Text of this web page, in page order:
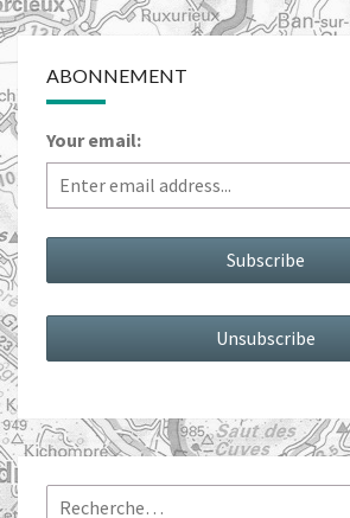
ABONNEMENT
Your email:
Rechercher :